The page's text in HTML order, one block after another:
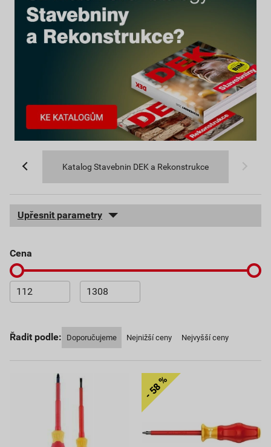
Katalog Stavebnin DEK a Rekonstrukce
Upřesnit parametry
cena
Řadit podle: Doporučujeme Nejnižší ceny Nejvyšší ceny